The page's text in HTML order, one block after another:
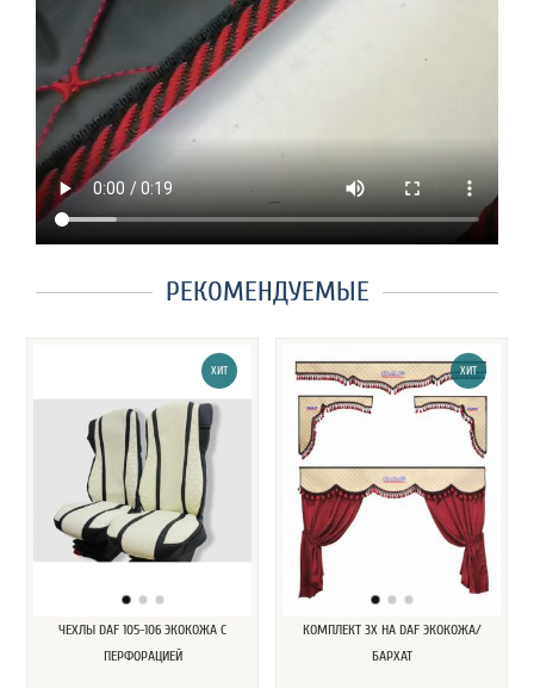
РЕКОМЕНДУЕМЫЕ
ХИТ
ЧЕХЛЫ DAF 105-106 ЭКОКОЖА С
ПЕРФОРАЦИЕЙ
ХИТ
КОМПЛЕКТ 3Х НА DAF ЭКОКОЖА/
БАРХАТ